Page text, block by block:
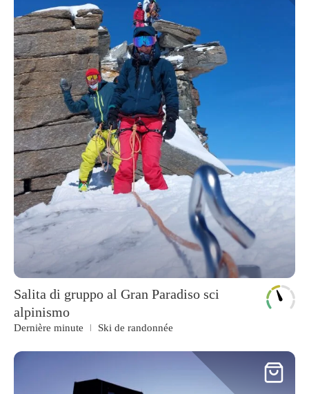
Salita di gruppo al Gran Paradiso sci
alpinismo
Dernière minute Ski de randonnée